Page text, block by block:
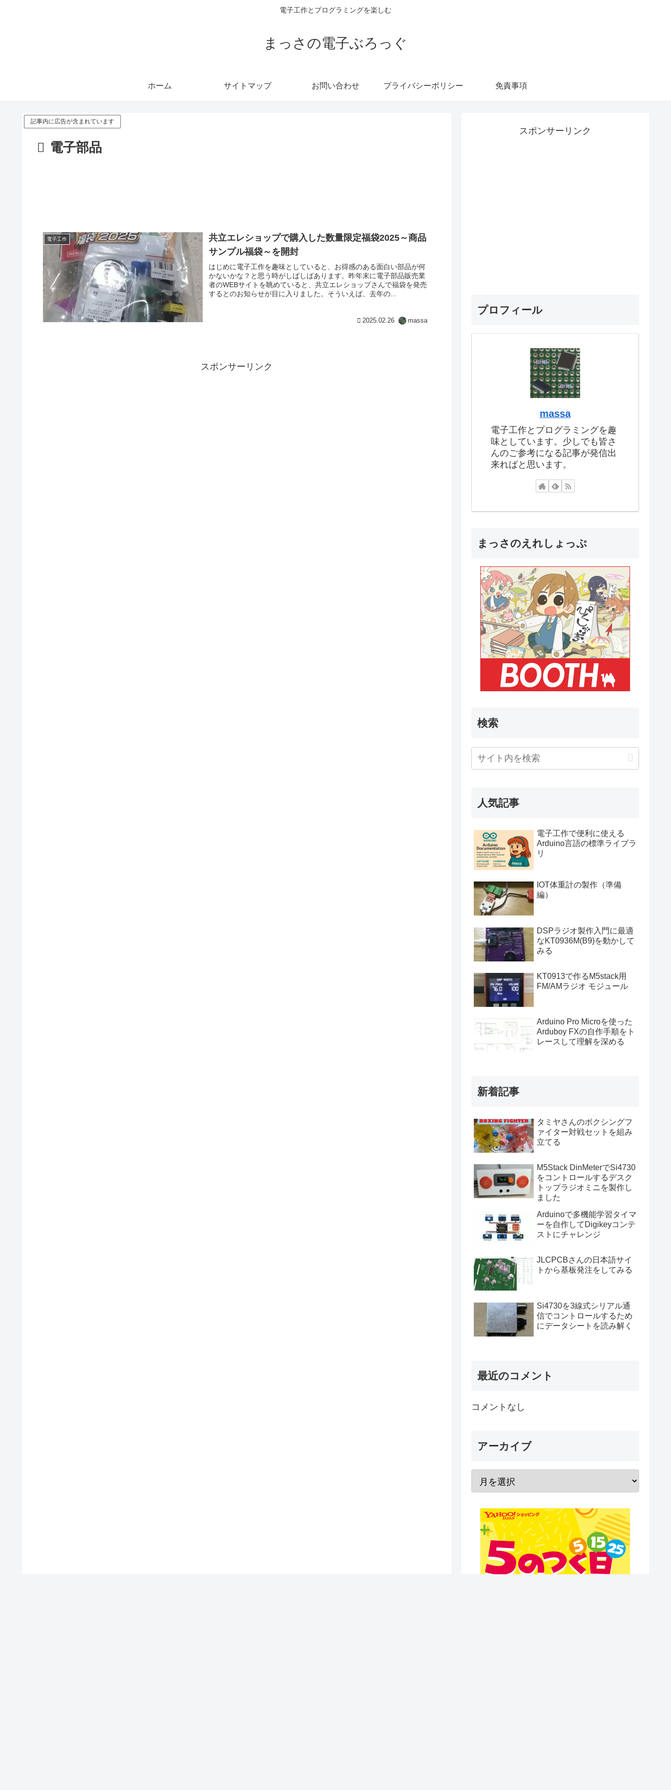
電子工作とプログラミングを楽しむ
まっさの電子ぶろっぐ
ホーム サイトマップ お問い合わせ プライバシーポリシー 免責事項
記事内に広告が含まれています
電子部品
電子工作
共立エレショップで購入した数量限定福袋2025～商品
サンプル福袋～を開封
はじめに電子工作を趣味としていると、お得感のある面白い部品が何
かないかな？と思う時がしばしばあります。昨年末に電子部品販売業
者のWEBサイトを眺めていると、共立エレショップさんで福袋を発売
するとのお知らせが目に入りました。そういえば、去年の...
2025.02.26 massa
スポンサーリンク
スポンサーリンク
プロフィール
massa
電子工作とプログラミングを趣
味としています。少しでも皆さ
んのご参考になる記事が発信出
来ればと思います。
まっさのえれしょっぷ
検索
人気記事
電子工作で便利に使える
Arduino言語の標準ライブラ
リ
IOT体重計の製作（準備
編）
DSPラジオ製作入門に最適
なKT0936M(B9)を動かして
みる
KT0913で作るM5stack用
FM/AMラジオ モジュール
Arduino Pro Microを使った
Arduboy FXの自作手順をト
レースして理解を深める
新着記事
タミヤさんのボクシングフ
ァイター対戦セットを組み
立てる
M5Stack DinMeterでSi4730
をコントロールするデスク
トップラジオミニを製作し
ました
Arduinoで多機能学習タイマ
ーを自作してDigikeyコンテ
ストにチャレンジ
JLCPCBさんの日本語サイ
トから基板発注をしてみる
Si4730を3線式シリアル通
信でコントロールするため
にデータシートを読み解く
最近のコメント
コメントなし
アーカイブ